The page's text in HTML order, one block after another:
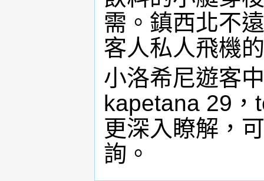
需。鎮西北不
客人私人飛機
小洛希尼遊客
kapetana 29，
更深入瞭解，
詢。